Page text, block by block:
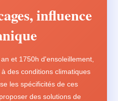
influence
et 1750h d'ensoleillement,
des conditions climatiques
les spécificités de ces
des solutions de